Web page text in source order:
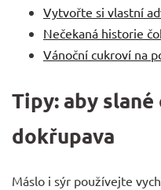
Vytvořte si vlastní
Nečekaná historie
Vánoční cukroví na
Tipy: aby
dokřupava
Máslo i sýr používejte